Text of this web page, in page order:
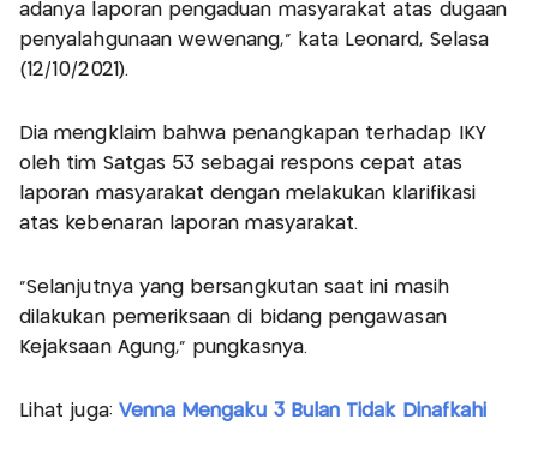
adanya laporan pengaduan masyarakat atas dugaan
penyalahgunaan wewenang," kata Leonard, Selasa
(12/10/2021).
Dia mengklaim bahwa penangkapan terhadap IKY
oleh tim Satgas 53 sebagai respons cepat atas
laporan masyarakat dengan melakukan klarifikasi
atas kebenaran laporan masyarakat.
"Selanjutnya yang bersangkutan saat ini masih
dilakukan pemeriksaan di bidang pengawasan
Kejaksaan Agung," pungkasnya.
Lihat juga: Venna Mengaku 3 Bulan Tidak Dinafkahi